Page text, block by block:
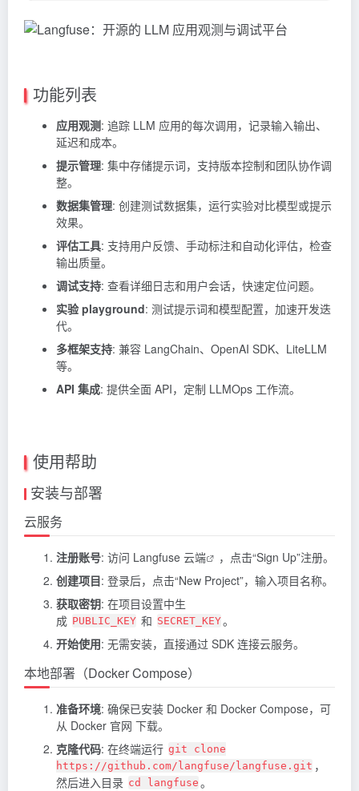
功能列表
应用观测: 追踪 LLM 应用的每次调用，记录输入输出、
延迟和成本。
提示管理: 集中存储提示词，支持版本控制和团队协作调
整。
数据集管理: 创建测试数据集，运行实验对比模型或提示
效果。
评估工具: 支持用户反馈、手动标注和自动化评估，检查
输出质量。
调试支持: 查看详细日志和用户会话，快速定位问题。
实验 playground: 测试提示词和模型配置，加速开发迭
代。
多框架支持: 兼容 LangChain、OpenAI SDK、LiteLLM
等。
API 集成: 提供全面 API，定制 LLMOps 工作流。
使用帮助
安装与部署
云服务
注册账号: 访问 Langfuse 云端
，点击“Sign Up”注册。
创建项目: 登录后，点击“New Project”，输入项目名称。
获取密钥: 在项目设置中生
成 PUBLIC_KEY 和 SECRET_KEY。
开始使用: 无需安装，直接通过 SDK 连接云服务。
本地部署（Docker Compose）
准备环境: 确保已安装 Docker 和 Docker Compose，可
从 Docker 官网 下载。
克隆代码: 在终端运行 git clone
https://github.com/langfuse/langfuse.git ，
然后进入目录 cd langfuse 。